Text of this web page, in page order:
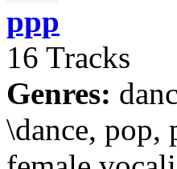
ppp
16 Tracks
Genres:
\dance, pop,